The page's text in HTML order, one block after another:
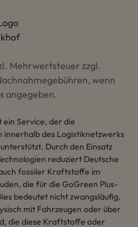
Mehrwertsteuer zzgl.
wenn
angegeben.
ein Service, der die
des Logistiknetzwerks
Durch den Einsatz
reduziert Deutsche
fossiler Kraftstoffe im
die für die GoGreen Plus-
bedeutet nicht zwangsläufig,
mit Fahrzeugen oder über
die diese Kraftstoffe oder